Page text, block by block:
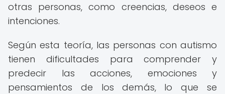
otras personas, como creencias, deseos e
intenciones.
Según esta teoría, las personas con autismo
tienen dificultades para comprender y
predecir las acciones, emociones y
pensamientos de los demás, lo que se